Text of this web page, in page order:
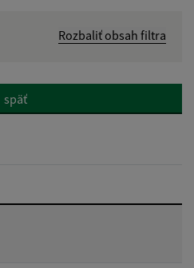
Rozbaliť obsah filtra
späť